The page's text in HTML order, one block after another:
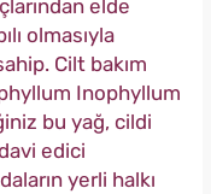
elde
olmasıyla
Cilt bakım
Inophyllum
bu yağ, cildi
edici
yerli halkı